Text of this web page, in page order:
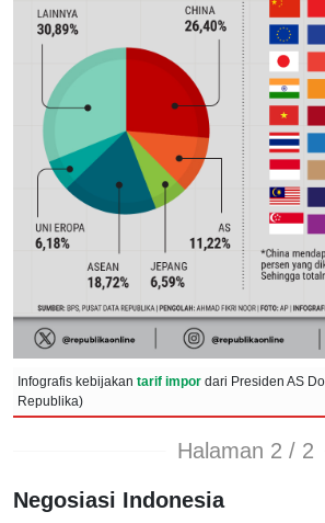
Infografis kebijakan tarif impor dari Presiden AS
Republika)
Halaman 2 / 2
Negosiasi Indonesia